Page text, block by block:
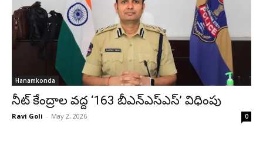
Hanamkonda
నీట్ కేంద్రాల వద్ద ‘163 బీఎన్ఎస్ఎస్’ విధింపు
Ravi Goli - May 2, 2026 0